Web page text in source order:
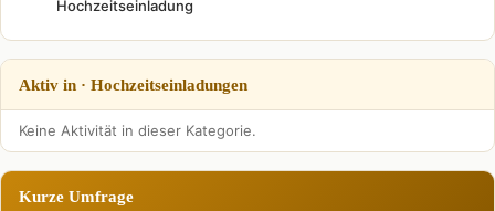
Hochzeitseinladung
Aktiv in · Hochzeitseinladungen
Keine Aktivität in dieser Kategorie.
Kurze Umfrage